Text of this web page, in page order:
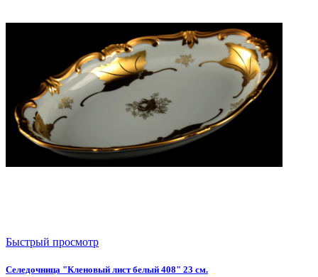
Быстрый просмотр
Селедочница "Кленовый лист белый 408" 23 см.